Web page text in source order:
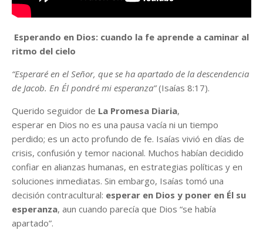
Esperando en Dios: cuando la fe aprende a caminar al
ritmo del cielo
“Esperaré en el Señor, que se ha apartado de la descendencia
de Jacob. En Él pondré mi esperanza”(Isaías 8:17).
Querido seguidor de La Promesa Diaria,
esperar en Dios no es una pausa vacía ni un tiempo
perdido; es un acto profundo de fe. Isaías vivió en días de
crisis, confusión y temor nacional. Muchos habían decidido
confiar en alianzas humanas, en estrategias políticas y en
soluciones inmediatas. Sin embargo, Isaías tomó una
decisión contracultural: esperar en Dios y poner en Él su
esperanza, aun cuando parecía que Dios “se había
apartado”.